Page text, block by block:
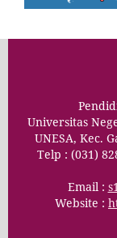
Universitas
UNESA, Kec.
Telp : (031)
Email :
Website :